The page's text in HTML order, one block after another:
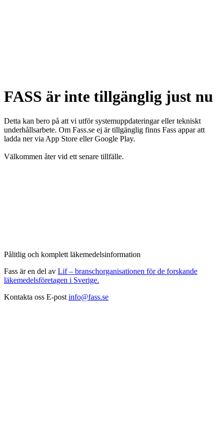
FASS är inte tillgänglig just nu
Detta kan bero på att vi utför systemuppdateringar eller tekniskt
underhållsarbete. Om Fass.se ej är tillgänglig finns Fass appar att
ladda ner via App Store eller Google Play.
Välkommen åter vid ett senare tillfälle.
Pålitlig och komplett läkemedelsinformation
Fass är en del av Lif – branschorganisationen för de forskande
läkemedelsföretagen i Sverige.
Kontakta oss E-post info@fass.se